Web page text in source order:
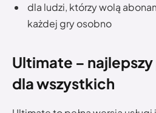
dla ludzi, którzy wolą
każdej gry osobno
Ultimate – najlepszy
dla wszystkich